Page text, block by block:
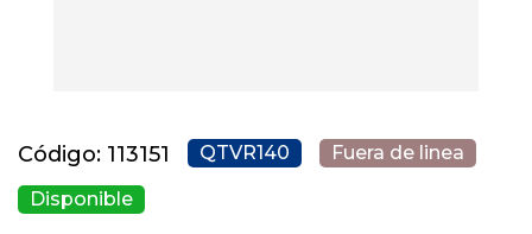
Código: 113151 QTVR140 Fuera de linea
Disponible